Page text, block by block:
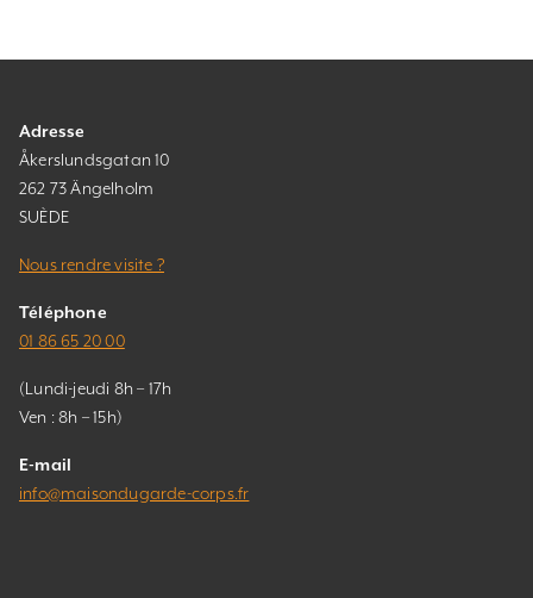
Adresse
Åkerslundsgatan 10
262 73 Ängelholm
SUÈDE
Nous rendre visite ?
Téléphone
01 86 65 20 00
(Lundi-jeudi 8h – 17h
Ven : 8h – 15h)
E-mail
info@maisondugarde-corps.fr